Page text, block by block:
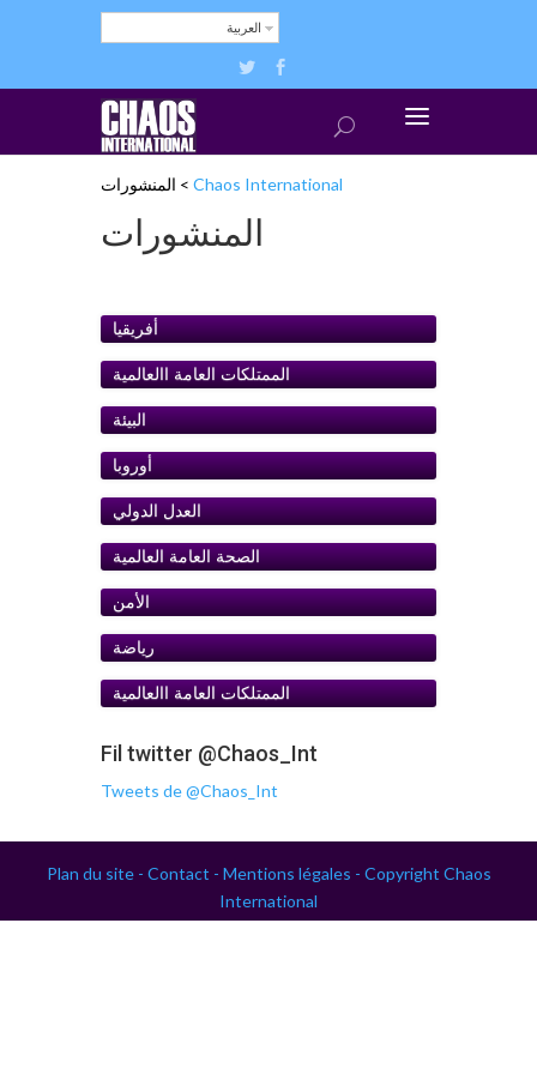
العربية
Chaos International
> المنشورات
المنشورات
أفريقيا
الممتلكات العامة اﺍلعالمية
البيئة
أوروبا
ﺍلعدل الدولي
الصحة العامة العالمية
الأمن
رياضة
الممتلكات العامة اﺍلعالمية
Fil twitter @Chaos_Int
Tweets de @Chaos_Int
Plan du site - Contact - Mentions légales - Copyright Chaos
International